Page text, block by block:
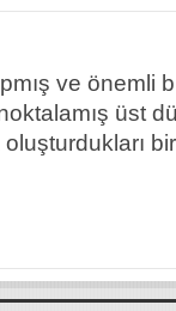
ve önemli
üst